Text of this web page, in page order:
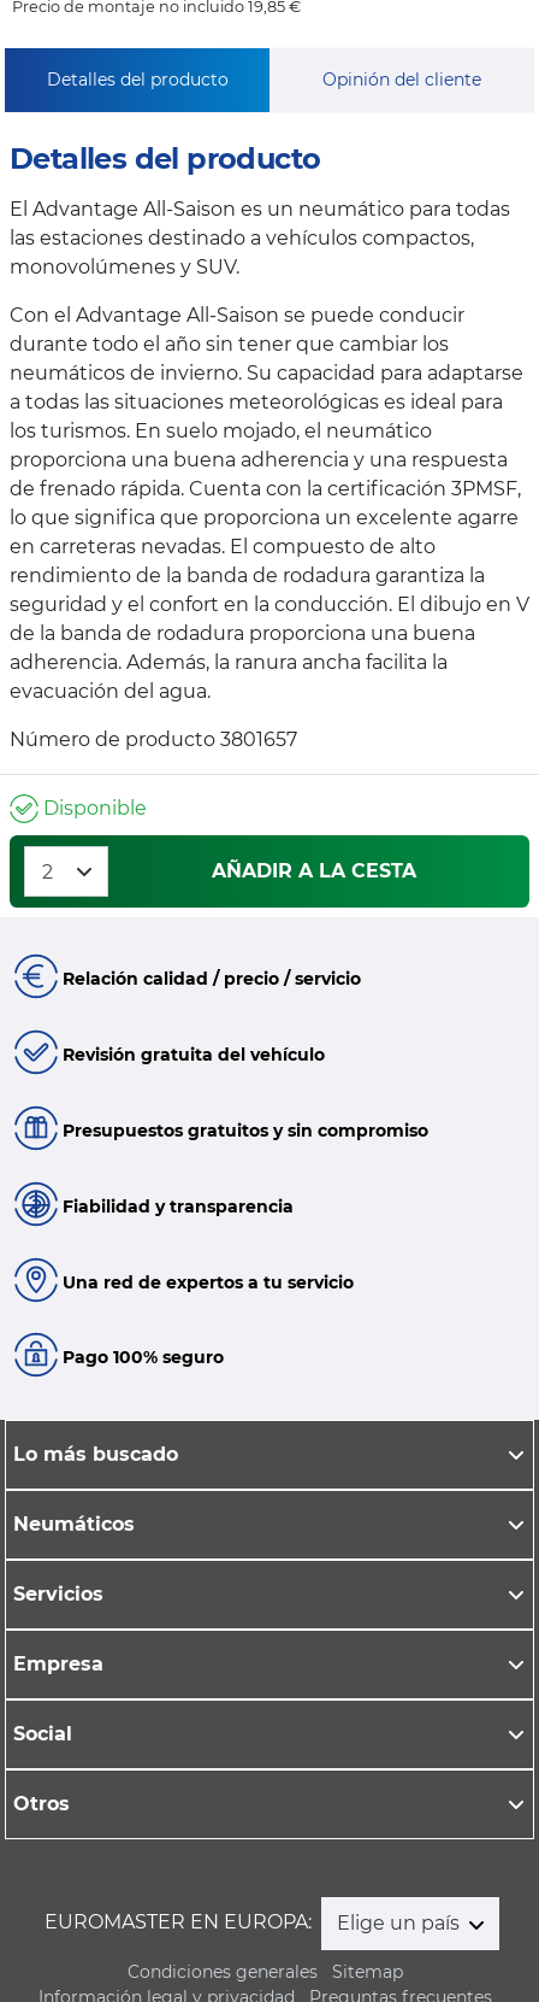
Precio de montaje no incluido 19,85 €
Detalles del producto Opinión del cliente
Detalles del producto
El Advantage All-Saison es un neumático para todas
las estaciones destinado a vehículos compactos,
monovolúmenes y SUV.
Con el Advantage All-Saison se puede conducir
durante todo el año sin tener que cambiar los
neumáticos de invierno. Su capacidad para adaptarse
a todas las situaciones meteorológicas es ideal para
los turismos. En suelo mojado, el neumático
proporciona una buena adherencia y una respuesta
de frenado rápida. Cuenta con la certificación 3PMSF,
lo que significa que proporciona un excelente agarre
en carreteras nevadas. El compuesto de alto
rendimiento de la banda de rodadura garantiza la
seguridad y el confort en la conducción. El dibujo en V
de la banda de rodadura proporciona una buena
adherencia. Además, la ranura ancha facilita la
evacuación del agua.
Número de producto 3801657
Disponible
AÑADIR A LA CESTA
Relación calidad / precio / servicio
Revisión gratuita del vehículo
Presupuestos gratuitos y sin compromiso
Fiabilidad y transparencia
Una red de expertos a tu servicio
Pago 100% seguro
Lo más buscado
Neumáticos
Servicios
Empresa
Social
Otros
EUROMASTER EN EUROPA: Elige un país
Condiciones generales
Sitemap
Información legal y privacidad
Preguntas frecuentes